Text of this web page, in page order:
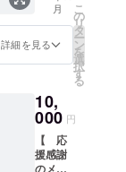
ーーー
ーーー
※ご支援
に、
『上乗
せ支
援』を
するこ
必ずお
届けの
リター
ルや注
意書き
をご確
認くだ
さい。
しま
す。 和
紙白竹
仕様の
高級感
扇子で
す。 サ
イズ：9
寸11間
骨：白
月
詳細を見る
こ
の
リ
タ
ー
ン
を
選
択
す
る
10,
000 円
【 応
援感謝
のメー